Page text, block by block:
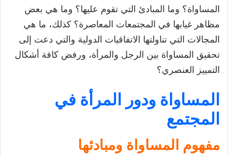
المساواة ودور المرأة في المجتمع
مفهوم المساواة ومبادئها
دور المرأة في المجتمع
الميز العنصري ودور الشباب في الحياة العامة
تتنوع أشكال التمييز العنصري
مساهمة الشباب في الحياة العامة
خاتمة
تحميل درس المساواة الأولى إعدادي
المساواة؟ وما المبادئ التي تقوم عليها؟ وما هي بعض
مظاهر غيابها في المجتمعات المعاصرة؟ كذلك، ما هي
المجالات التي تناولتها الاتفاقيات الدولية والتي دعت إلى
تحقيق المساواة بين الرجل والمرأة، ورفض كافة أشكال
التمييز العنصري؟
المساواة ودور المرأة في
المجتمع
مفهوم المساواة ومبادئها